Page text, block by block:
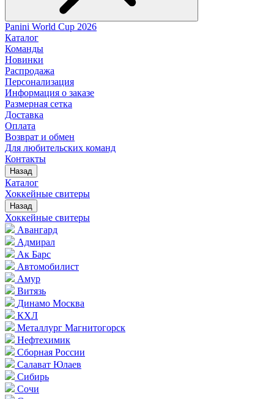
Panini World Cup 2026
Каталог
Команды
Новинки
Распродажа
Персонализация
Информация о заказе
Размерная сетка
Доставка
Оплата
Возврат и обмен
Для любительских команд
Контакты
Назад
Каталог
Хоккейные свитеры
Назад
Хоккейные свитеры
Авангард
Адмирал
Ак Барс
Автомобилист
Амур
Витязь
Динамо Москва
КХЛ
Металлург Магнитогорск
Нефтехимик
Сборная России
Салават Юлаев
Сибирь
Сочи